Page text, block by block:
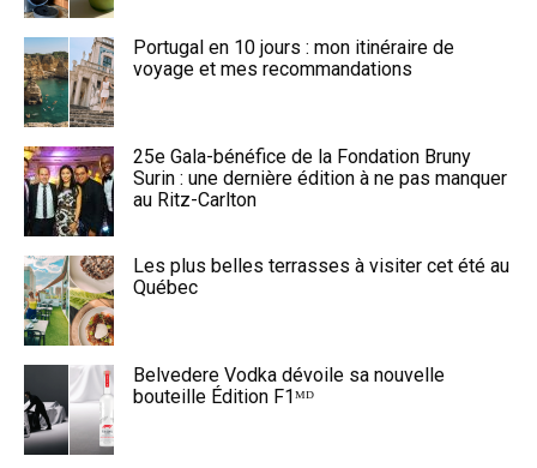
Portugal en 10 jours : mon itinéraire de
voyage et mes recommandations
25e Gala-bénéfice de la Fondation Bruny
Surin : une dernière édition à ne pas manquer
au Ritz-Carlton
Les plus belles terrasses à visiter cet été au
Québec
Belvedere Vodka dévoile sa nouvelle
bouteille Édition F1ᴹᴰ